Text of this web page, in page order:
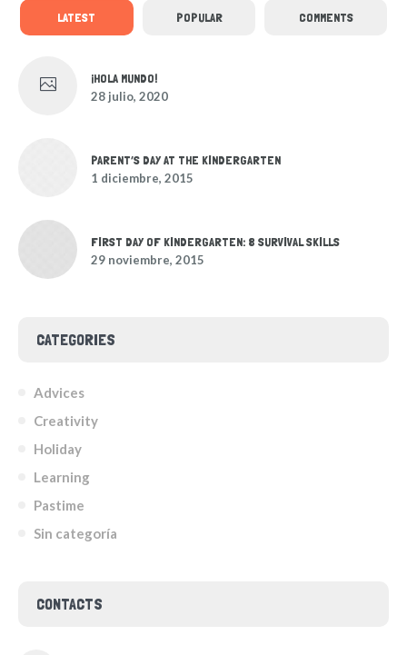
LATEST POPULAR COMMENTS
¡HOLA MUNDO!
28 julio, 2020
PARENT’S DAY AT THE KINDERGARTEN
1 diciembre, 2015
FIRST DAY OF KINDERGARTEN: 8 SURVIVAL SKILLS
29 noviembre, 2015
CATEGORIES
Advices
Creativity
Holiday
Learning
Pastime
Sin categoría
CONTACTS